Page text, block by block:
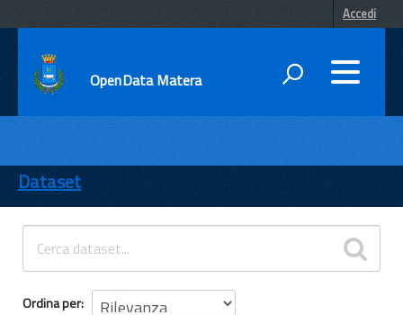
Accedi
OpenData Matera
ENTI
TEMI
INFORMAZIONI
Dataset
Ordina per